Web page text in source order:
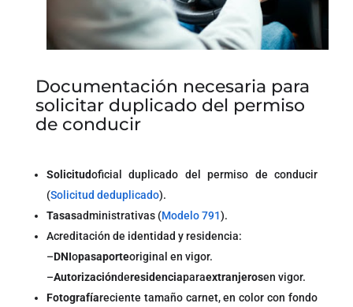
Documentación necesaria para
solicitar duplicado del permiso
de conducir
Solicitudoficial duplicado del permiso de conducir
(Solicitud deduplicado).
Tasasadministrativas (Modelo 791).
Acreditación de identidad y residencia:
–DNIopasaporteoriginal en vigor.
–Autorizaciónderesidenciaparaextranjerosen vigor.
Fotografíareciente tamaño carnet, en color con fondo